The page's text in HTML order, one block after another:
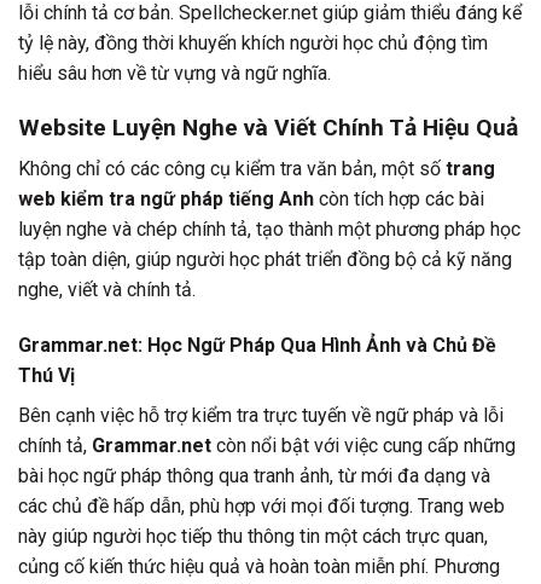
lỗi chính tả cơ bản. Spellchecker.net giúp giảm thiểu đáng kể
tỷ lệ này, đồng thời khuyến khích người học chủ động tìm
hiểu sâu hơn về từ vựng và ngữ nghĩa.
Website Luyện Nghe và Viết Chính Tả Hiệu Quả
Không chỉ có các công cụ kiểm tra văn bản, một số trang
web kiểm tra ngữ pháp tiếng Anh còn tích hợp các bài
luyện nghe và chép chính tả, tạo thành một phương pháp học
tập toàn diện, giúp người học phát triển đồng bộ cả kỹ năng
nghe, viết và chính tả.
Grammar.net: Học Ngữ Pháp Qua Hình Ảnh và Chủ Đề
Thú Vị
Bên cạnh việc hỗ trợ kiểm tra trực tuyến về ngữ pháp và lỗi
chính tả, Grammar.net còn nổi bật với việc cung cấp những
bài học ngữ pháp thông qua tranh ảnh, từ mới đa dạng và
các chủ đề hấp dẫn, phù hợp với mọi đối tượng. Trang web
này giúp người học tiếp thu thông tin một cách trực quan,
củng cố kiến thức hiệu quả và hoàn toàn miễn phí. Phương